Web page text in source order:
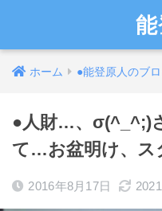
ホーム ●能登原人のブ
●人財…、σ(^_^;)
て…お盆明け、ス
2016年8月17日